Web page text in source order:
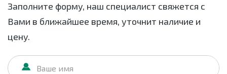
Заполните форму, наш специалист свяжется с
Вами в ближайшее время, уточнит наличие и
цену.